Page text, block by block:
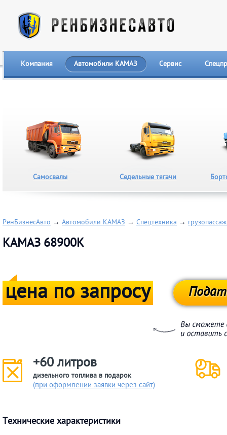
Компания Автомобили КАМАЗ Сервис
Самосвалы Седельные тягачи
РенБизнесАвто → Автомобили КАМАЗ → Спецтехника →
КАМАЗ 68900К
цена по запросу
+60 литров
дизельного топлива в подарок
(при оформлении заявки через сайт)
Технические характеристики